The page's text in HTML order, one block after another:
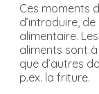
Ces moments
d’introduire,
alimentaire.
aliments sont
que d’autres
p.ex. la friture.